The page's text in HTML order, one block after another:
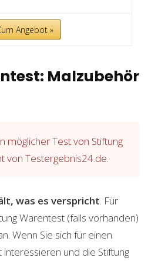
Angebot »
Malzubehör
möglicher Test von Stiftung
von Testergebnis24.de.
was es verspricht. Für
Warentest (falls vorhanden)
Wenn Sie sich für einen
und die Stiftung